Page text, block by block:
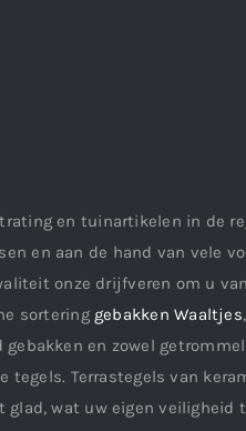
en tuinartikelen in de
en aan de hand van vele
onze drijfveren om u
sortering gebakken Waaltjes,
en zowel
Terrastegels van
wat uw eigen veiligheid